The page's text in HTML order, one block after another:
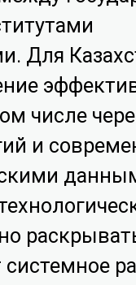
Для
числе
и